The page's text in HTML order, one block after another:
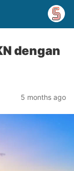
dengan
5 months ago